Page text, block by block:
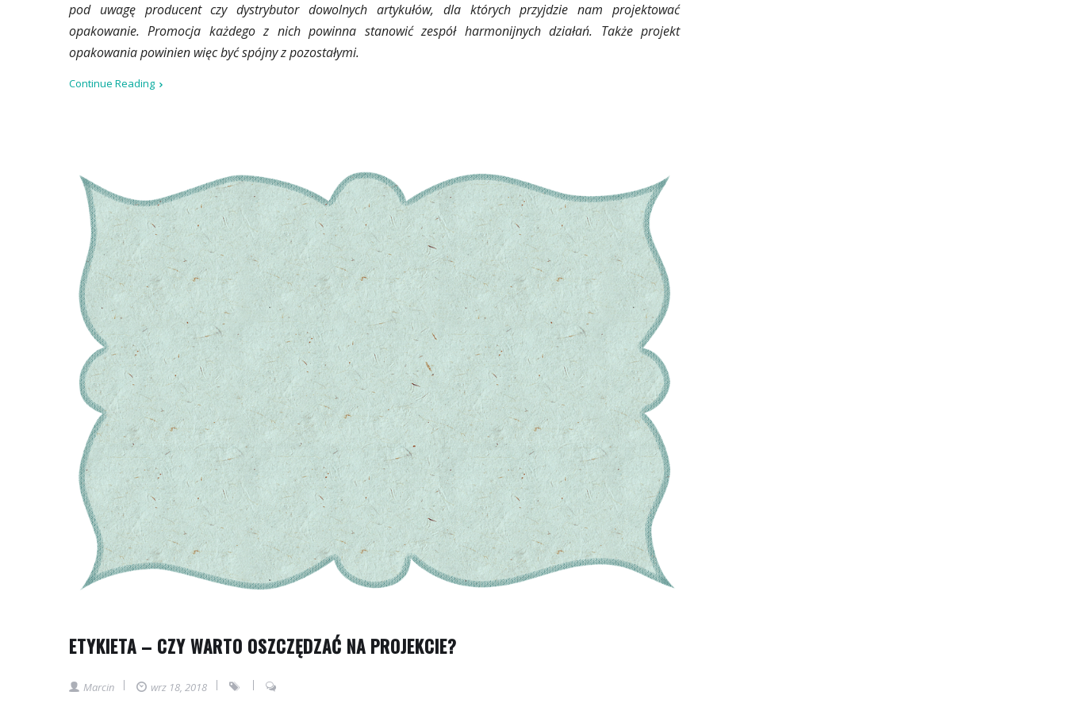
pod uwagę producent czy dystrybutor dowolnych artykułów, dla których przyjdzie nam projektować
opakowanie. Promocja każdego z nich powinna stanowić zespół harmonijnych działań. Także projekt
opakowania powinien więc być spójny z pozostałymi.
Continue Reading
ETYKIETA – CZY WARTO OSZCZĘDZAĆ NA PROJEKCIE?
Marcin wrz 18, 2018